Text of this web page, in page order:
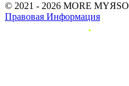
© 2021 - 2026 MORE MYЯSO
Правовая Информация